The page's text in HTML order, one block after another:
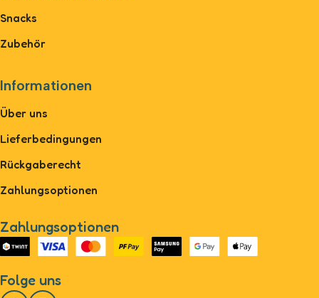
Snacks
Zubehör
Informationen
Über uns
Lieferbedingungen
Rückgaberecht
Zahlungsoptionen
Zahlungsoptionen
Folge uns